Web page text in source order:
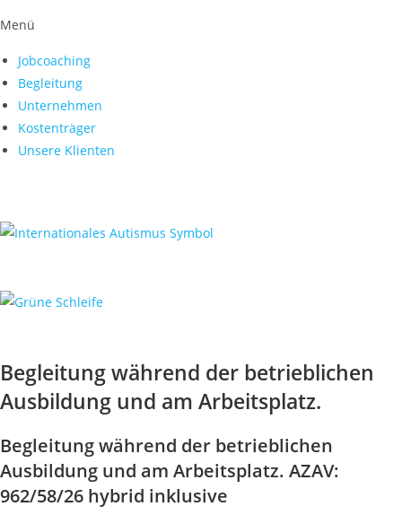
Menü
Jobcoaching
Begleitung
Unternehmen
Kostenträger
Unsere Klienten
Begleitung während der betrieblichen
Ausbildung und am Arbeitsplatz.
Begleitung während der betrieblichen
Ausbildung und am Arbeitsplatz. AZAV:
962/58/26 hybrid inklusive